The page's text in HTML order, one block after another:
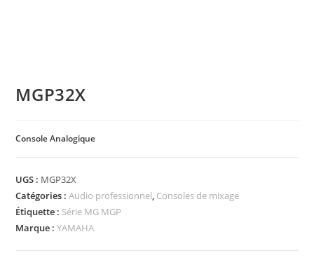
MGP32X
Console Analogique
UGS : MGP32X
Catégories :Audio professionnel, Consoles de mixage
Étiquette : Série MG MGP
Marque :YAMAHA